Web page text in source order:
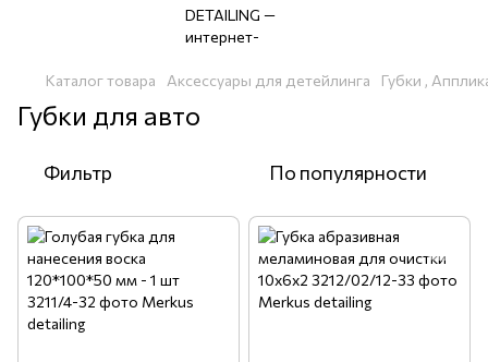
Каталог товара Аксессуары для детейлинга Губки ,
Губки для авто
Фильтр По популярности